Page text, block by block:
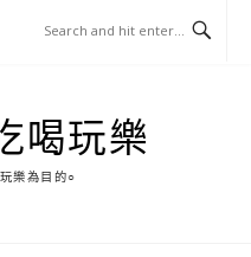
喝玩樂
樂為目的○